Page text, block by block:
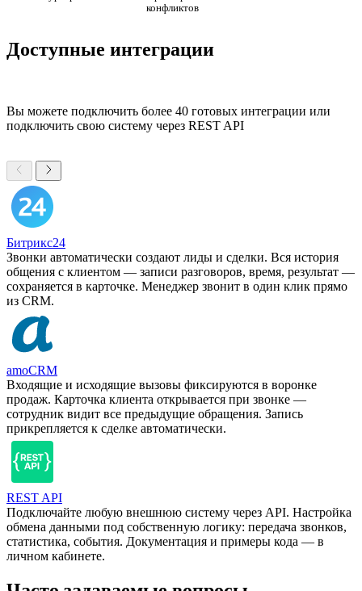
конфликтов
Доступные интеграции
Вы можете подключить более 40 готовых интеграции или
подключить свою систему через REST API
Битрикс24
Звонки автоматически создают лиды и сделки. Вся история
общения с клиентом — записи разговоров, время, результат —
сохраняется в карточке. Менеджер звонит в один клик прямо
из CRM.
amoCRM
Входящие и исходящие вызовы фиксируются в воронке
продаж. Карточка клиента открывается при звонке —
сотрудник видит все предыдущие обращения. Запись
прикрепляется к сделке автоматически.
REST API
Подключайте любую внешнюю систему через API. Настройка
обмена данными под собственную логику: передача звонков,
статистика, события. Документация и примеры кода — в
личном кабинете.